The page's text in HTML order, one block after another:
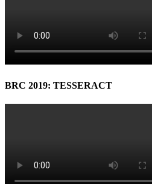
BRC 2019: TESSERACT